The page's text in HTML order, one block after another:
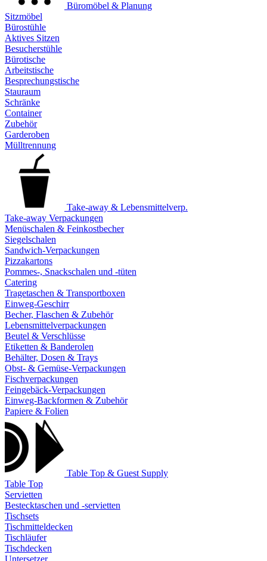
Büromöbel & Planung
Sitzmöbel
Bürostühle
Aktives Sitzen
Besucherstühle
Bürotische
Arbeitstische
Besprechungstische
Stauraum
Schränke
Container
Zubehör
Garderoben
Mülltrennung
Take-away & Lebensmittelverp.
Take-away Verpackungen
Menüschalen & Feinkostbecher
Siegelschalen
Sandwich-Verpackungen
Pizzakartons
Pommes-, Snackschalen und -tüten
Catering
Tragetaschen & Transportboxen
Einweg-Geschirr
Becher, Flaschen & Zubehör
Lebensmittelverpackungen
Beutel & Verschlüsse
Etiketten & Banderolen
Behälter, Dosen & Trays
Obst- & Gemüse-Verpackungen
Fischverpackungen
Feingebäck-Verpackungen
Einweg-Backformen & Zubehör
Papiere & Folien
Table Top & Guest Supply
Table Top
Servietten
Bestecktaschen und -servietten
Tischsets
Tischmitteldecken
Tischläufer
Tischdecken